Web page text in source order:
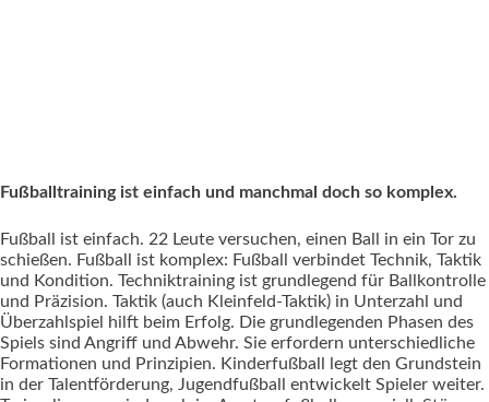
Fußballtraining ist einfach und manchmal doch so komplex.
Fußball ist einfach. 22 Leute versuchen, einen Ball in ein Tor zu
schießen. Fußball ist komplex: Fußball verbindet Technik, Taktik
und Kondition. Techniktraining ist grundlegend für Ballkontrolle
und Präzision. Taktik (auch Kleinfeld-Taktik) in Unterzahl und
Überzahlspiel hilft beim Erfolg. Die grundlegenden Phasen des
Spiels sind Angriff und Abwehr. Sie erfordern unterschiedliche
Formationen und Prinzipien. Kinderfußball legt den Grundstein
in der Talentförderung, Jugendfußball entwickelt Spieler weiter.